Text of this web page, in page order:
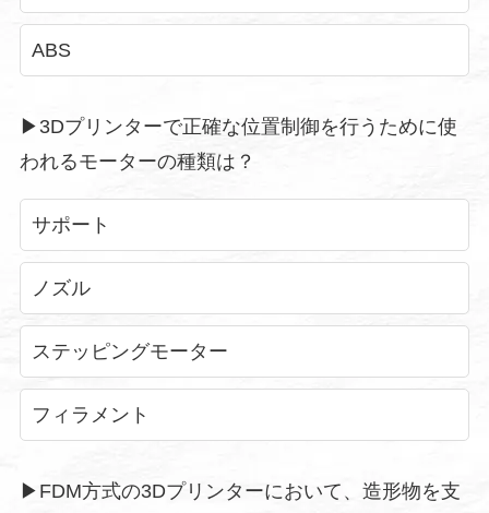
ABS
▶︎3Dプリンターで正確な位置制御を行うために使
われるモーターの種類は？
サポート
ノズル
ステッピングモーター
フィラメント
▶︎FDM方式の3Dプリンターにおいて、造形物を支